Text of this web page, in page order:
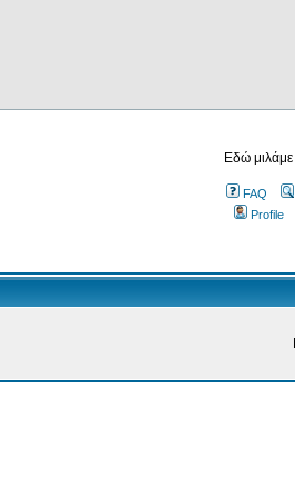
Εδώ
FAQ
Profile